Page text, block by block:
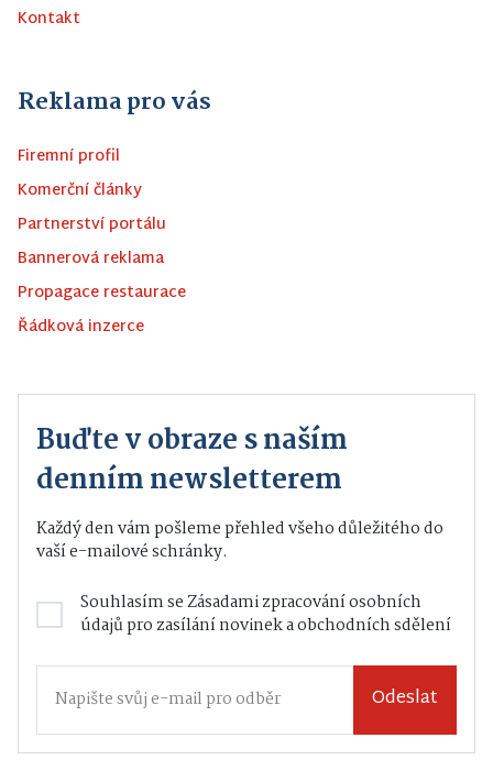
Kontakt
Reklama pro vás
Firemní profil
Komerční články
Partnerství portálu
Bannerová reklama
Propagace restaurace
Řádková inzerce
Buďte v obraze s naším
denním newsletterem
Každý den vám pošleme přehled všeho důležitého do
vaší e-mailové schránky.
Souhlasím seZásadami zpracování osobních
údajůpro zasílání novinek a obchodních sdělení
Odeslat